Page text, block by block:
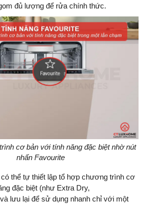
đủ lượng để rửa chính thức.
cơ bản với tính năng đặc biệt nhờ nút
nhấn Favourite
thể tự thiết lập tổ hợp chương trình cơ
đặc biệt (như Extra Dry,
lưu lại để sử dụng nhanh chỉ với một